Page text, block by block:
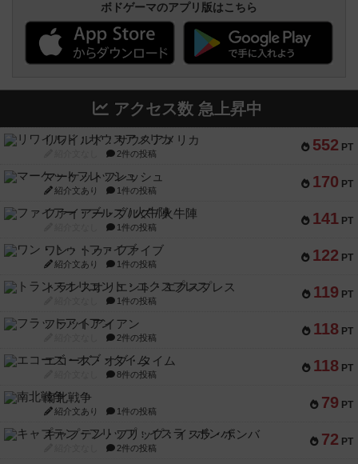
ボドゲーマのアプリ版はこちら
アクセス数 急上昇中
552 PT
リワイルド：サウスアメリカ
2件の投稿
170 PT
マーケットフレッシュ
紹介文あり 1件の投稿
141 PT
ファイアー・ブルズ / 火牛陣
1件の投稿
122 PT
ワン・トゥ・ファイブ
紹介文あり 1件の投稿
119 PT
トランスオリエント・エクスプレス
1件の投稿
118 PT
フラットアイアン
2件の投稿
118 PT
エコーズ・オブ・タイム
8件の投稿
79 PT
南北戦争
紹介文あり 1件の投稿
72 PT
キャプテン・フリップ：イスラ・ボンバ
2件の投稿